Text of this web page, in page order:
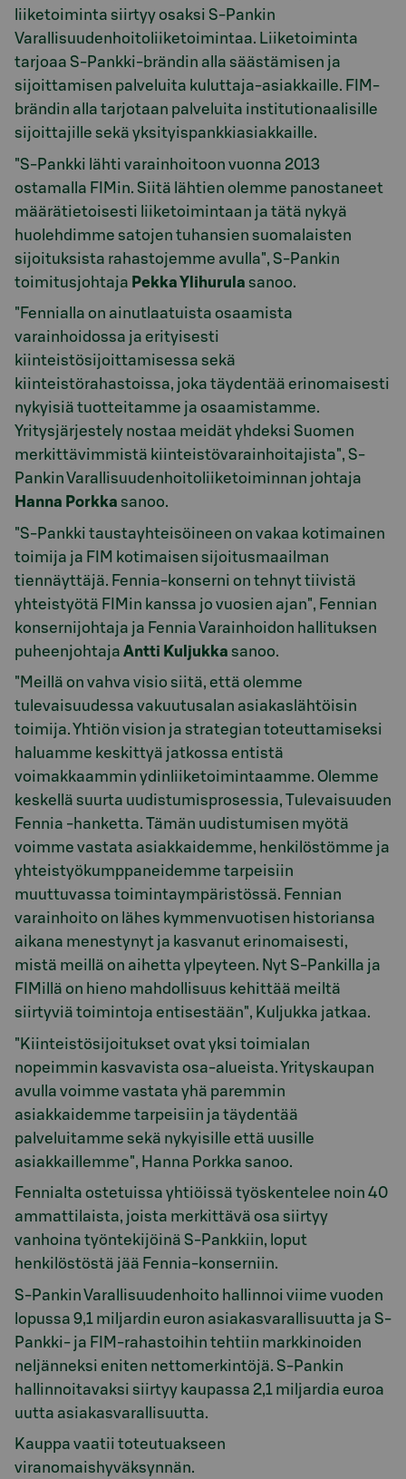
liiketoiminta siirtyy osaksi S-Pankin
Varallisuudenhoitoliiketoimintaa. Liiketoiminta
tarjoaa S-Pankki-brändin alla säästämisen ja
sijoittamisen palveluita kuluttaja-asiakkaille. FIM-
brändin alla tarjotaan palveluita institutionaalisille
sijoittajille sekä yksityispankkiasiakkaille.
"S-Pankki lähti varainhoitoon vuonna 2013
ostamalla FIMin. Siitä lähtien olemme panostaneet
määrätietoisesti liiketoimintaan ja tätä nykyä
huolehdimme satojen tuhansien suomalaisten
sijoituksista rahastojemme avulla", S-Pankin
toimitusjohtaja Pekka Ylihurula sanoo.
"Fennialla on ainutlaatuista osaamista
varainhoidossa ja erityisesti
kiinteistösijoittamisessa sekä
kiinteistörahastoissa, joka täydentää erinomaisesti
nykyisiä tuotteitamme ja osaamistamme.
Yritysjärjestely nostaa meidät yhdeksi Suomen
merkittävimmistä kiinteistövarainhoitajista", S-
Pankin Varallisuudenhoitoliiketoiminnan johtaja
Hanna Porkka sanoo.
"S-Pankki taustayhteisöineen on vakaa kotimainen
toimija ja FIM kotimaisen sijoitusmaailman
tiennäyttäjä. Fennia-konserni on tehnyt tiivistä
yhteistyötä FIMin kanssa jo vuosien ajan", Fennian
konsernijohtaja ja Fennia Varainhoidon hallituksen
puheenjohtaja Antti Kuljukka sanoo.
"Meillä on vahva visio siitä, että olemme
tulevaisuudessa vakuutusalan asiakaslähtöisin
toimija. Yhtiön vision ja strategian toteuttamiseksi
haluamme keskittyä jatkossa entistä
voimakkaammin ydinliiketoimintaamme. Olemme
keskellä suurta uudistumisprosessia, Tulevaisuuden
Fennia -hanketta. Tämän uudistumisen myötä
voimme vastata asiakkaidemme, henkilöstömme ja
yhteistyökumppaneidemme tarpeisiin
muuttuvassa toimintaympäristössä. Fennian
varainhoito on lähes kymmenvuotisen historiansa
aikana menestynyt ja kasvanut erinomaisesti,
mistä meillä on aihetta ylpeyteen. Nyt S-Pankilla ja
FIMillä on hieno mahdollisuus kehittää meiltä
siirtyviä toimintoja entisestään", Kuljukka jatkaa.
"Kiinteistösijoitukset ovat yksi toimialan
nopeimmin kasvavista osa-alueista. Yrityskaupan
avulla voimme vastata yhä paremmin
asiakkaidemme tarpeisiin ja täydentää
palveluitamme sekä nykyisille että uusille
asiakkaillemme", Hanna Porkka sanoo.
Fennialta ostetuissa yhtiöissä työskentelee noin 40
ammattilaista, joista merkittävä osa siirtyy
vanhoina työntekijöinä S-Pankkiin, loput
henkilöstöstä jää Fennia-konserniin.
S-Pankin Varallisuudenhoito hallinnoi viime vuoden
lopussa 9,1 miljardin euron asiakasvarallisuutta ja S-
Pankki- ja FIM-rahastoihin tehtiin markkinoiden
neljänneksi eniten nettomerkintöjä. S-Pankin
hallinnoitavaksi siirtyy kaupassa 2,1 miljardia euroa
uutta asiakasvarallisuutta.
Kauppa vaatii toteutuakseen
viranomaishyväksynnän.